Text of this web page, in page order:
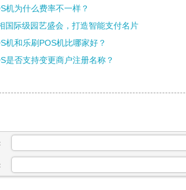
机为什么费率不一样？
国际级园艺盛会，打造智能支付名片
机和乐刷POS机比哪家好？
是否支持变更商户注册名称？